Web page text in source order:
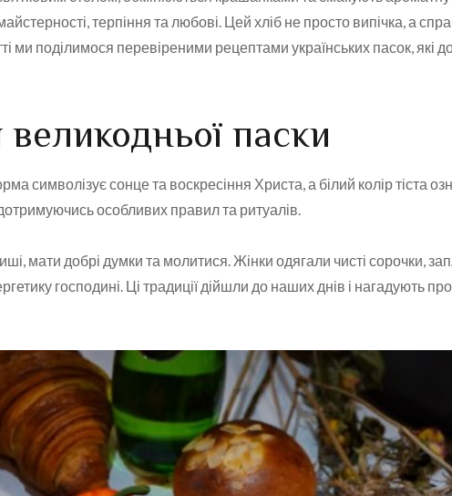
терпіння та любові. Цей хліб не просто випічка, а
ми поділимося перевіреними рецептами українських пасок, які
великодньої паски
символізує сонце та воскресіння Христа, а білий колір тіста
особливих правил та ритуалів.
мати добрі думки та молитися. Жінки одягали чисті сорочки,
господині. Ці традиції дійшли до наших днів і нагадують